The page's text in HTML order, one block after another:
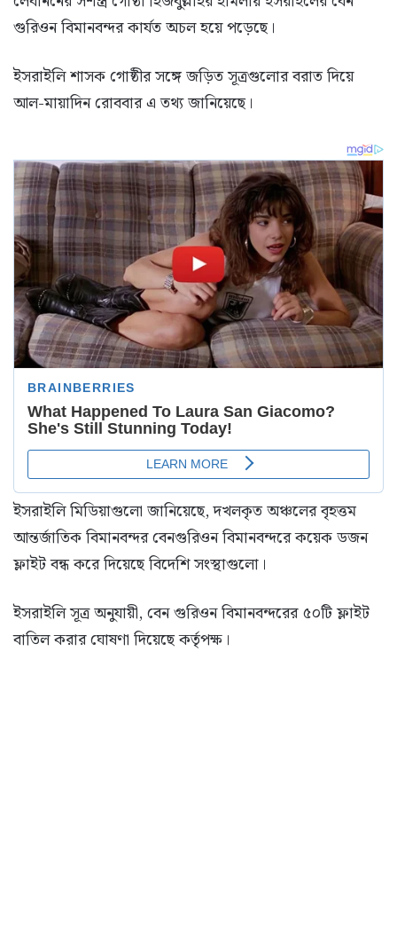
গুরিওন বিমানবন্দর কার্যত অচল হয়ে পড়েছে।
ইসরাইলি শাসক গোষ্ঠীর সঙ্গে জড়িত সূত্রগুলোর বরাত দিয়ে
আল-মায়াদিন রোববার এ তথ্য জানিয়েছে।
ইসরাইলি মিডিয়াগুলো জানিয়েছে, দখলকৃত অঞ্চলের বৃহত্তম
আন্তর্জাতিক বিমানবন্দর বেনগুরিওন বিমানবন্দরে কয়েক ডজন
ফ্লাইট বন্ধ করে দিয়েছে বিদেশি সংস্থাগুলো।
ইসরাইলি সূত্র অনুযায়ী, বেন গুরিওন বিমানবন্দরের ৫০টি ফ্লাইট
বাতিল করার ঘোষণা দিয়েছে কর্তৃপক্ষ।